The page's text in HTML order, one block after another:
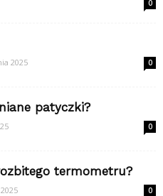
0
2025 0
patyczki?
0
termometru?
0